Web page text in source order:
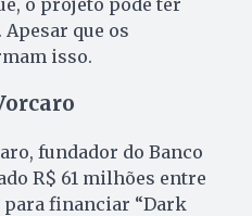
que os
isso.
fundador do Banco
R$ 61 milhões entre
para financiar “Dark